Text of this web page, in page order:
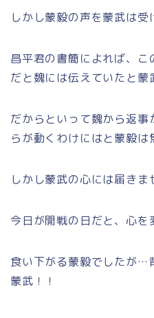
しかし蒙毅の声を蒙武は受
昌平君の書簡によれば、こ
だと魏には伝えていたと蒙
だからといって魏から返
らが動くわけにはと蒙毅は
しかし蒙武の心には届きま
今日が開戦の日だと、心を
食い下がる蒙毅でしたが…
蒙武！！